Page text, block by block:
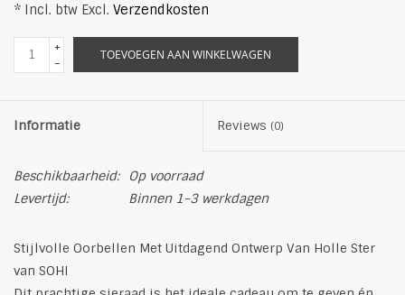
* Incl. btw Excl. Verzendkosten
+
-
TOEVOEGEN AAN WINKELWAGEN
Informatie Reviews (0)
Beschikbaarheid:
Op voorraad
Levertijd:
Binnen 1-3 werkdagen
Stijlvolle Oorbellen Met Uitdagend Ontwerp Van Holle Ster
van SOHI